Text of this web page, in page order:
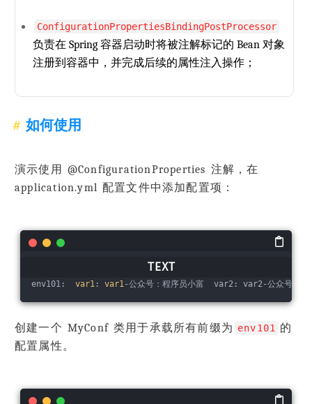
ConfigurationPropertiesBindingPostProcessor
负责在 Spring 容器启动时将被注解标记的 Bean 对象
注册到容器中，并完成后续的属性注入操作；
如何使用
演示使用 @ConfigurationProperties 注解，在
application.yml 配置文件中添加配置项：
env101: var1: var1-公众号：程序员小富  var2: var2-公众号：程
创建一个 MyConf 类用于承载所有前缀为 env101 的
配置属性。